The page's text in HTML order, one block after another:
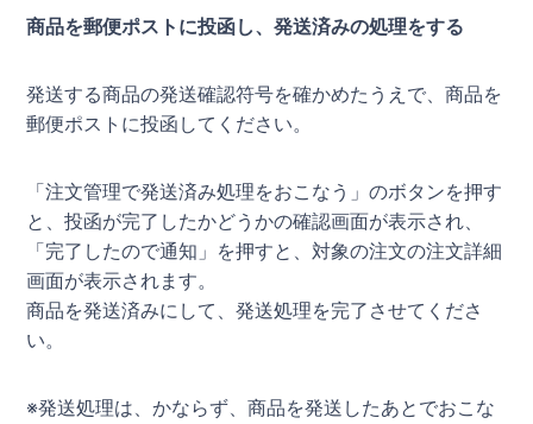
商品を郵便ポストに投函し、発送済みの処理をする
発送する商品の発送確認符号を確かめたうえで、商品を
郵便ポストに投函してください。
「注文管理で発送済み処理をおこなう」のボタンを押す
と、投函が完了したかどうかの確認画面が表示され、
「完了したので通知」を押すと、対象の注文の注文詳細
画面が表示されます。
商品を発送済みにして、発送処理を完了させてくださ
い。
※発送処理は、かならず、商品を発送したあとでおこな